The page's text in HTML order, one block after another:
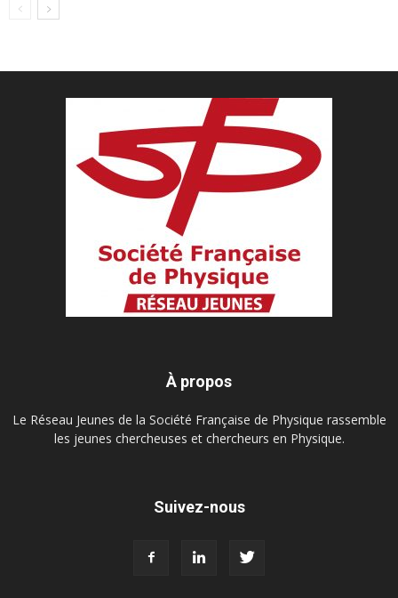
À propos
Le Réseau Jeunes de la Société Française de Physique rassemble
les jeunes chercheuses et chercheurs en Physique.
Suivez-nous